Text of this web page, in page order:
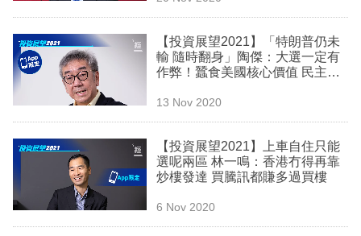
區
【投資展望2021】「特朗普仍未
輸 隨時翻身」陶傑：大選一定有
作弊！蠶食美國核心價值 民主黨
13 Nov 2020
【投資展望2021】上車自住只能
選呢兩區 林一鳴：香港冇得再靠
炒樓發達 買騰訊都賺多過買樓
6 Nov 2020